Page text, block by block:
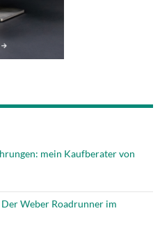
mein Kaufberater von
Weber Roadrunner im